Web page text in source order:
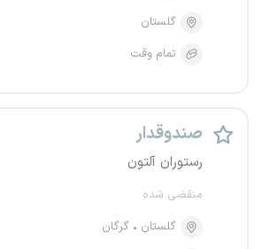
گلستان
تمام وقت
صندوقدار
رستوران آلتون
منقضی شده
گلستان
گرگان